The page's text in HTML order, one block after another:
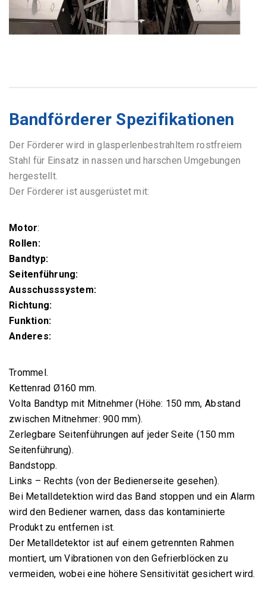
Bandförderer Spezifikationen
Der Förderer wird inglasperlenbestrahltemrostfreiem
Stahl für Einsatz in nassen und harschen Umgebungen
hergestellt.
Der Förderer ist ausgerüstet mit:
Motor:
Rollen:
Bandtyp:
Seitenführung:
Ausschusssystem:
Richtung:
Funktion:
Anderes:
Trommel.
Kettenrad Ø160 mm.
Volta Bandtyp mit Mitnehmer (Höhe: 150 mm, Abstand
zwischen Mitnehmer: 900 mm).
Zerlegbare Seitenführungen auf jeder Seite (150 mm
Seitenführung).
Bandstopp.
Links – Rechts (von der Bedienerseite gesehen).
Bei Metalldetektion wird das Band stoppen und ein Alarm
wird den Bediener warnen, dass das kontaminierte
Produkt zu entfernen ist.
Der Metalldetektor ist auf einem getrennten Rahmen
montiert, um Vibrationen von den Gefrierblöcken zu
vermeiden, wobei eine höhere Sensitivität gesichert wird.